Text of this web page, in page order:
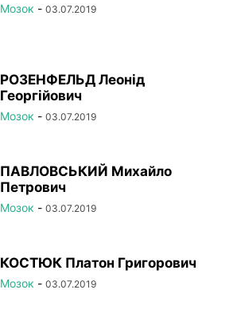
Мозок - 03.07.2019
РОЗЕНФЕЛЬД Леонід
Георгійович
Мозок - 03.07.2019
ПАВЛОВСЬКИЙ Михайло
Петрович
Мозок - 03.07.2019
КОСТЮК Платон Григорович
Мозок - 03.07.2019